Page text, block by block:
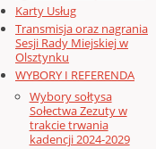
Karty Usług
Transmisja oraz nagrania
Sesji Rady Miejskiej w
Olsztynku
WYBORY I REFERENDA
Wybory sołtysa
Sołectwa Zezuty w
trakcie trwania
kadencji 2024-2029